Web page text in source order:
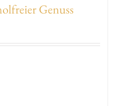
Genuss